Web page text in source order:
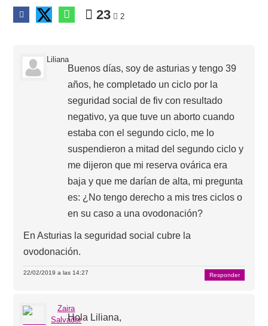
23 2
Liliana
Buenos días, soy de asturias y tengo 39
años, he completado un ciclo por la
seguridad social de fiv con resultado
negativo, ya que tuve un aborto cuando
estaba con el segundo ciclo, me lo
suspendieron a mitad del segundo ciclo y
me dijeron que mi reserva ovárica era
baja y que me darían de alta, mi pregunta
es: ¿No tengo derecho a mis tres ciclos o
en su caso a una ovodonación?
En Asturias la seguridad social cubre la
ovodonación.
22/02/2019 a las 14:27 Responder
Zaira
SalvadorHola Liliana,